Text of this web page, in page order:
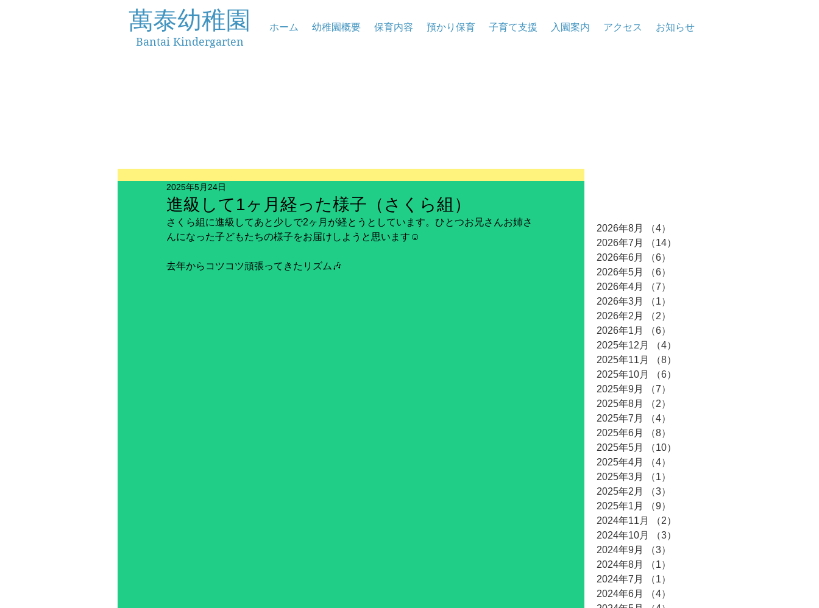
萬泰幼稚園
Bantai Kindergarten
ホーム 幼稚園概要 保育内容 預かり保育 子育て支援 入園案内 アクセス お知らせ
進級して1ヶ月経った様子（さくら組）
2025年5月24日
さくら組に進級してあと少しで2ヶ月が経とうとしています。ひとつお兄さんお姉さ
んになった子どもたちの様子をお届けしようと思います☺️
去年からコツコツ頑張ってきたリズム🎶
2026年8月 （4）
2026年7月
（14）
2026年6月
（6）
2026年5月
（6）
2026年4月
（7）
2026年3月
（1）
2026年2月
（2）
2026年1月
（6）
2025年12月
（4）
2025年11月
（8）
2025年10月
（6）
2025年9月
（7）
2025年8月
（2）
2025年7月
（4）
2025年6月
（8）
2025年5月
（10）
2025年4月
（4）
2025年3月
（1）
2025年2月
（3）
2025年1月
（9）
2024年11月
（2）
2024年10月
（3）
2024年9月
（3）
2024年8月
（1）
2024年7月
（1）
2024年6月
（4）